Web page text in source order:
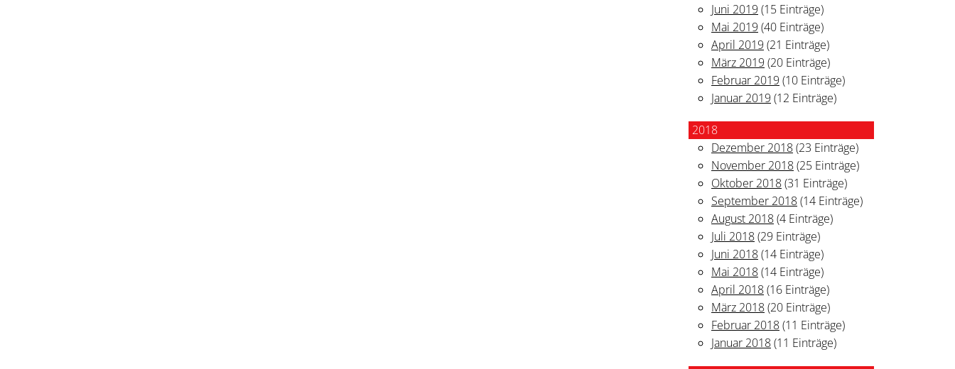
Juni 2019 (15 Einträge)
Mai 2019 (40 Einträge)
April 2019 (21 Einträge)
März 2019 (20 Einträge)
Februar 2019 (10 Einträge)
Januar 2019 (12 Einträge)
2018
Dezember 2018(23 Einträge)
November 2018(25 Einträge)
Oktober 2018(31 Einträge)
September 2018(14 Einträge)
August 2018(4 Einträge)
Juli 2018(29 Einträge)
Juni 2018(14 Einträge)
Mai 2018(14 Einträge)
April 2018(16 Einträge)
März 2018(20 Einträge)
Februar 2018(11 Einträge)
Januar 2018(11 Einträge)